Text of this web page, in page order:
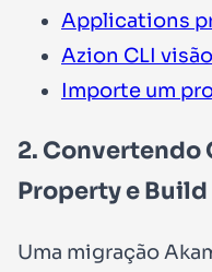
Applications
Azion CLI
Importe um
2. Convertendo
Property e Build
Uma migração